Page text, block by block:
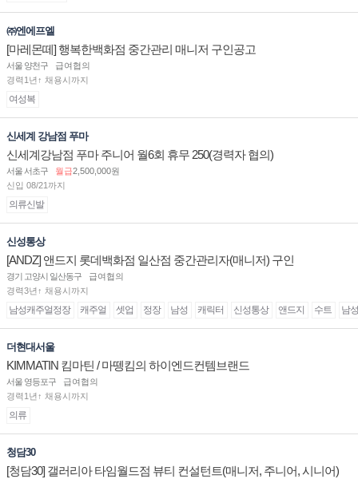
㈜엔에프엘
[마레몬떼] 행복한백화점 중간관리 매니저 구인공고
서울 양천구
급여협의
경력1년↑ 채용시까지
여성복
신세계 강남점 푸마
신세계강남점 푸마 주니어 월6회 휴무 250(경력자 협의)
서울 서초구 월급2,500,000원
신입 08/21까지
의류신발
신성통상
[ANDZ] 앤드지 롯데백화점 일산점 중간관리자(매니저) 구인
경기 고양시 일산동구
급여협의
경력3년↑ 채용시까지
남성캐주얼정장 캐주얼 셋업 정장 남성 캐릭터 신성통상 앤드지 수트 남
더현대서울
KIMMATIN 킴마틴 / 마뗑킴의 하이엔드컨템브랜드
서울 영등포구
급여협의
경력1년↑ 채용시까지
의류
청담30
[청담30] 갤러리아 타임월드점 뷰티 컨설턴트(매니저, 주니어, 시니어)